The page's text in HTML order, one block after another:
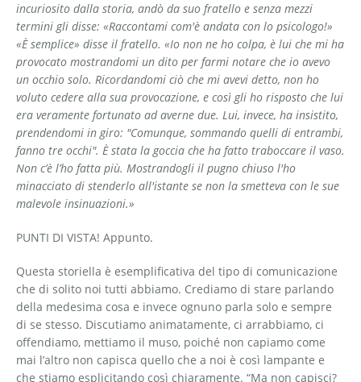
incuriosito dalla storia, andò da suo fratello e senza mezzi
termini gli disse: «Raccontami com'è andata con lo psicologo!»
«È semplice» disse il fratello. «Io non ne ho colpa, è lui che mi ha
provocato mo­strandomi un dito per farmi notare che io avevo
un occhio so­lo. Ricordandomi ciò che mi avevi detto, non ho
voluto cedere alla sua provocazione, e così gli ho risposto che lui
era veramente fortunato ad averne due. Lui, invece, ha insistito,
prendendomi in giro: "Co­munque, sommando quelli di entrambi,
fanno tre occhi". È stata la goccia che ha fatto traboccare il vaso.
Non c’è l’ho fatta più. Mostrandogli il pugno chiuso l'ho
minacciato di stenderlo all'istante se non la smetteva con le sue
malevole insinuazioni.»
PUNTI DI VISTA! Appunto.
Questa storiella è esemplificativa del tipo di comunicazione
che di solito noi tutti abbiamo. Crediamo di stare parlando
della medesima cosa e invece ognuno parla solo e sempre
di se stesso. Discutiamo animatamente, ci arrabbiamo, ci
offendiamo, mettiamo il muso, poiché non capiamo come
mai l’altro non capisca quello che a noi è così lampante e
che stiamo esplicitando così chiaramente. “Ma non capisci?